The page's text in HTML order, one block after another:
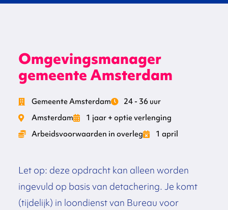
Omgevingsmanager
gemeente Amsterdam
Gemeente Amsterdam
24 - 36 uur
Amsterdam
1 jaar + optie verlenging
Arbeidsvoorwaarden in overleg
1 april
Let op: deze opdracht kan alleen worden
ingevuld op basis van detachering. Je komt
(tijdelijk) in loondienst van Bureau voor